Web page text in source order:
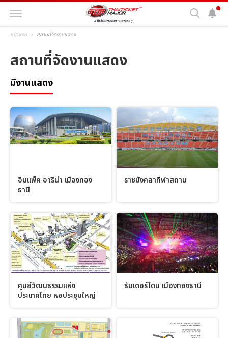
หน้าแรก สถานที่จัดงานแสดง
สถานที่จัดงานแสดง
มีงานแสดง
อิมแพ็ค อารีน่า เมืองทอง
ธานี
ราชมังคลากีฬาสถาน
ศูนย์วัฒนธรรมแห่ง
ประเทศไทย หอประชุมใหญ่
ธันเดอร์โดม เมืองทองธานี